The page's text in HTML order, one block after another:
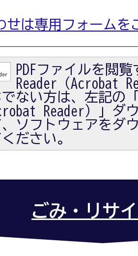
せは専用フォームを
PDFファイルを閲
Reader（Acrobat
ない方は、左記の
Reader）」ダ
ソフトウェアをダ
ださい。
ごみ・リサ